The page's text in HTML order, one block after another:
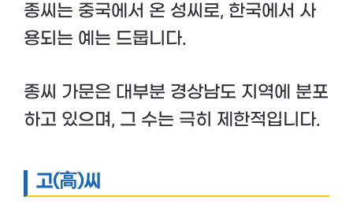
종씨는 중국에서 온 성씨로, 한국에서 사
용되는 예는 드뭅니다.
종씨 가문은 대부분 경상남도 지역에 분포
하고 있으며, 그 수는 극히 제한적입니다.
고(高)씨